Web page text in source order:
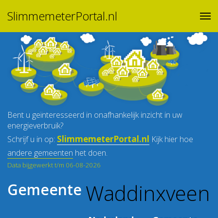
SlimmemeterPortal.nl
Bent u geïnteresseerd in onafhankelijk inzicht in uw
energieverbruik?
Schrijf u in op: SlimmemeterPortal.nl Kijk hier hoe
andere gemeenten het doen.
Data bijgewerkt t/m 06-08-2026
Gemeente Waddinxveen